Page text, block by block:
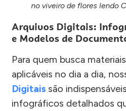
no viveiro de flores lendo
Arquivos Digitais:
e Modelos de
Para quem busca
aplicáveis no dia a dia,
Digitais são
infográficos detalhados